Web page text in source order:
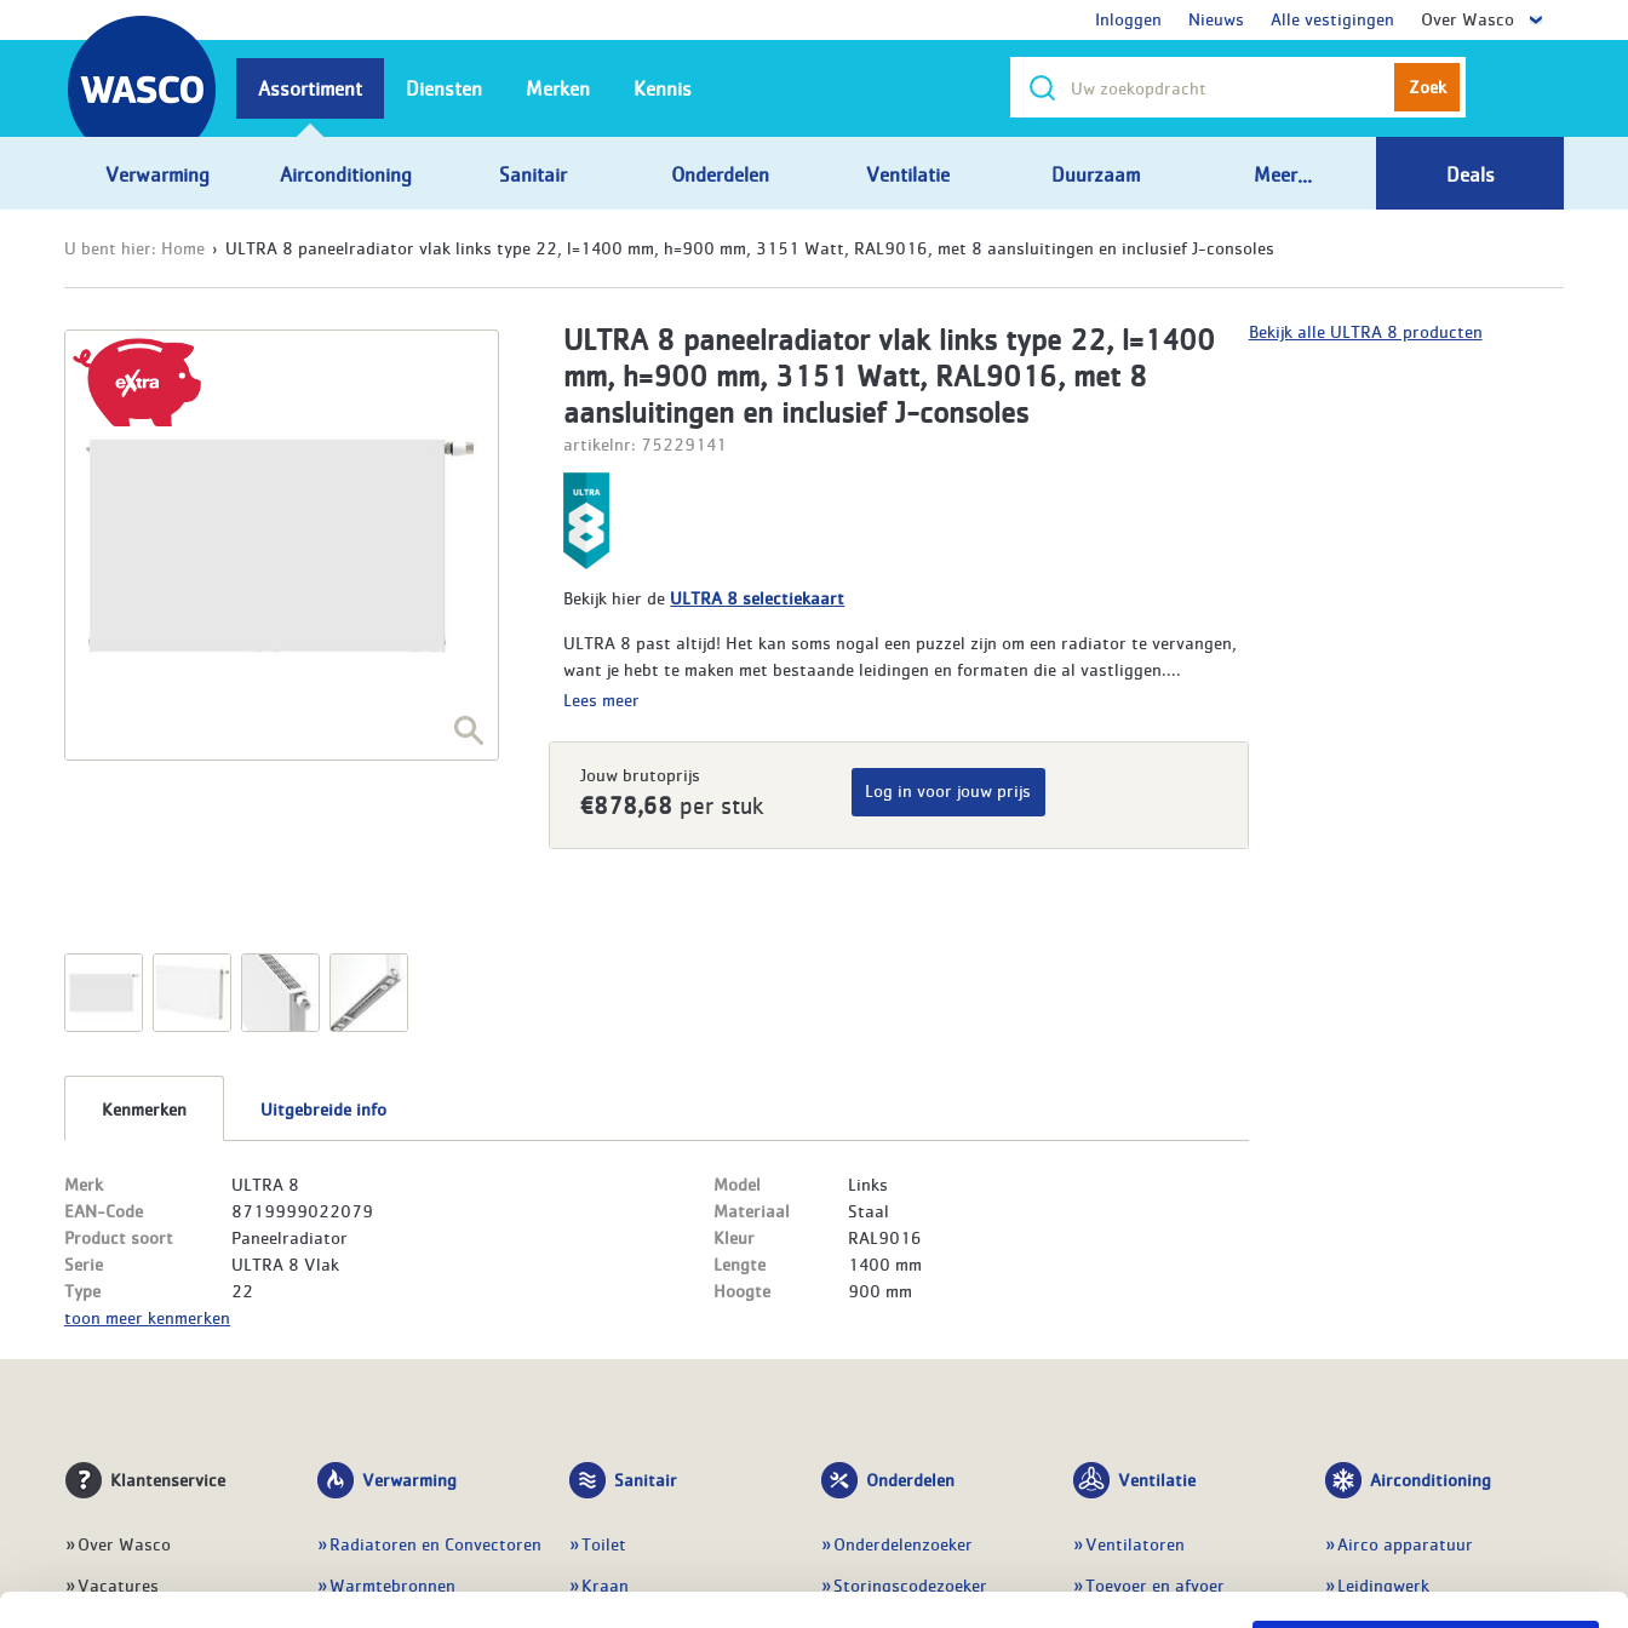
Inloggen Nieuws Alle vestigingen Over Wasco
Zoek
Assortiment
Verwarming Airconditioning Sanitair Onderdelen Ventilatie Duurzaam Meer... Deals
Diensten Merken Kennis
U bent hier: Home ULTRA 8 paneelradiator vlak links type 22, l=1400 mm, h=900 mm, 3151 Watt, RAL9016, met 8 aansluitingen en inclusief J-consoles
ULTRA 8 paneelradiator vlak links type 22, l=1400
mm, h=900 mm, 3151 Watt, RAL9016, met 8
aansluitingen en inclusief J-consoles
artikelnr: 75229141
Bekijk hier de ULTRA 8 selectiekaart
ULTRA 8 past altijd! Het kan soms nogal een puzzel zijn om een radiator te vervangen,
want je hebt te maken met bestaande leidingen en formaten die al vastliggen....
Lees meer
Jouw brutoprijs
€878,68 per stuk
Log in voor jouw prijs
Kenmerken Uitgebreide info
Merk
ULTRA 8
EAN-Code
8719999022079
Product soort
Paneelradiator
Serie
ULTRA 8 Vlak
Type
22
Model
Links
Materiaal
Staal
Kleur
RAL9016
Lengte
1400 mm
Hoogte
900 mm
toon meer kenmerken
Bekijk alle ULTRA 8 producten
Klantenservice
Over Wasco
Vacatures
Verwarming
Radiatoren en Convectoren
Warmtebronnen
Sanitair
Toilet
Kraan
Onderdelen
Onderdelenzoeker
Storingscodezoeker
Ventilatie
Ventilatoren
Toevoer en afvoer
Airconditioning
Airco apparatuur
Leidingwerk